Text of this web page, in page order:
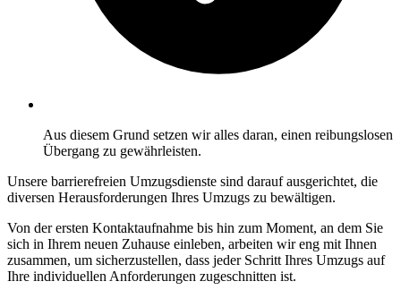
Aus diesem Grund setzen wir alles daran, einen reibungslosen
Übergang zu gewährleisten.
Unsere barrierefreien Umzugsdienste sind darauf ausgerichtet, die
diversen Herausforderungen Ihres Umzugs zu bewältigen.
Von der ersten Kontaktaufnahme bis hin zum Moment, an dem Sie
sich in Ihrem neuen Zuhause einleben, arbeiten wir eng mit Ihnen
zusammen, um sicherzustellen, dass jeder Schritt Ihres Umzugs auf
Ihre individuellen Anforderungen zugeschnitten ist.